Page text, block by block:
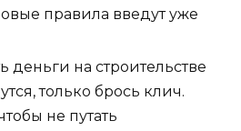
правила введут уже
на строительстве
только брось клич.
не путать